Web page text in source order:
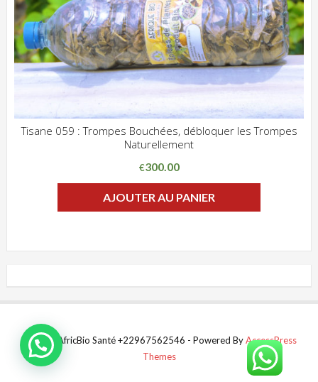
Tisane 059 : Trompes Bouchées, débloquer les Trompes
Naturellement
€300.00
AJOUTER AU PANIER
© 2021 AfricBio Santé +22967562546 - Powered ByAccessPress
Themes